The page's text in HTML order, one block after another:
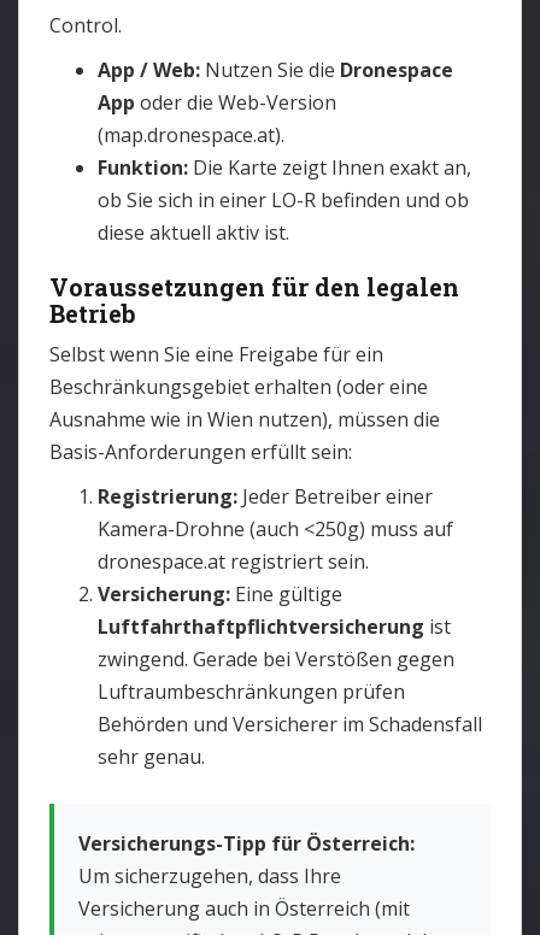
Control.
App / Web: Nutzen Sie die Dronespace
App oder die Web-Version
(map.dronespace.at).
Funktion: Die Karte zeigt Ihnen exakt an,
ob Sie sich in einer LO-R befinden und ob
diese aktuell aktiv ist.
Voraussetzungen für den legalen
Betrieb
Selbst wenn Sie eine Freigabe für ein
Beschränkungsgebiet erhalten (oder eine
Ausnahme wie in Wien nutzen), müssen die
Basis-Anforderungen erfüllt sein:
Registrierung: Jeder Betreiber einer
Kamera-Drohne (auch <250g) muss auf
dronespace.at registriert sein.
Versicherung: Eine gültige
Luftfahrthaftpflichtversicherung ist
zwingend. Gerade bei Verstößen gegen
Luftraumbeschränkungen prüfen
Behörden und Versicherer im Schadensfall
sehr genau.
Versicherungs-Tipp für Österreich:
Um sicherzugehen, dass Ihre
Versicherung auch in Österreich (mit